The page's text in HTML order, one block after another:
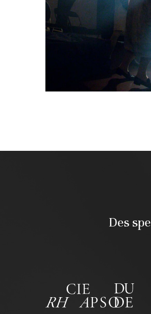
Des